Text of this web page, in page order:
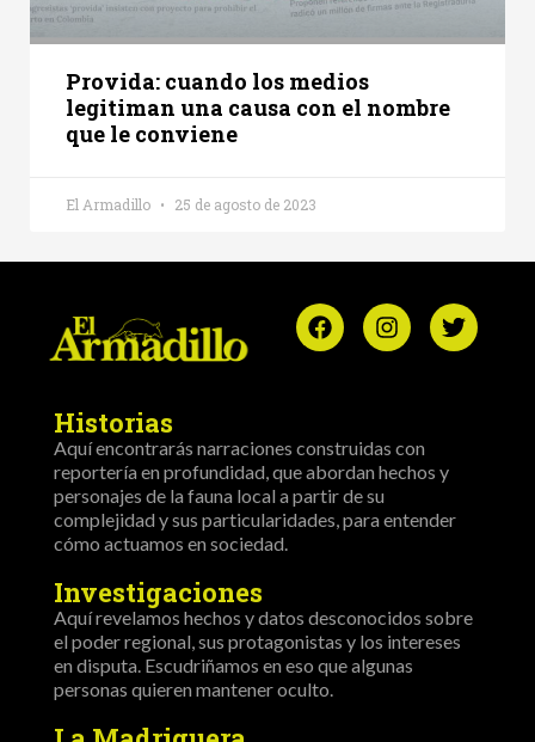
Provida: cuando los medios
legitiman una causa con el nombre
que le conviene
El Armadillo 25 de agosto de 2023
Historias
Aquí encontrarás narraciones construidas con
reportería en profundidad, que abordan hechos y
personajes de la fauna local a partir de su
complejidad y sus particularidades, para entender
cómo actuamos en sociedad.
Investigaciones
Aquí revelamos hechos y datos desconocidos sobre
el poder regional, sus protagonistas y los intereses
en disputa. Escudriñamos en eso que algunas
personas quieren mantener oculto.